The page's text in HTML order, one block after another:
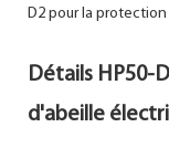
Détails HP50-
d'abeille